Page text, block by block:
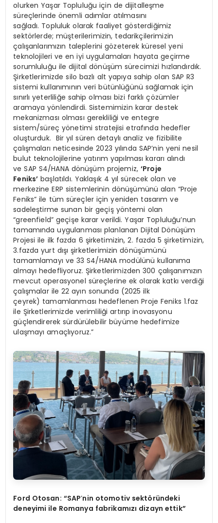
olurken Yaşar Topluluğu için de dijitalleşme
süreçlerinde önemli adımlar atılmasını
sağladı. Topluluk olarak faaliyet gösterdiğimiz
sektörlerde; müşterilerimizin, tedarikçilerimizin
çalışanlarımızın taleplerini gözeterek küresel yeni
teknolojileri ve en iyi uygulamaları hayata geçirme
sorumluluğu ile dijital dönüşüm sürecimizi hızlandırdık.
Şirketlerimizde silo bazlı alt yapıya sahip olan SAP R3
sistemi kullanımının veri bütünlüğünü sağlamak için
sınırlı yeterliliğe sahip olması bizi farklı çözümler
aramaya yönlendirdi. Sistemimizin karar destek
mekanizması olması gerekliliği ve entegre
sistem/süreç yönetimi stratejisi etrafında hedefler
oluşturduk. Bir yıl süren detaylı analiz ve fizibilite
çalışmaları neticesinde 2023 yılında SAP’nin yeni nesil
bulut teknolojilerine yatırım yapılması kararı alındı
ve SAP S4/HANA dönüşüm projemiz, ‘Proje
Feniks’ başlatıldı. Yaklaşık 4 yıl sürecek olan ve
merkezine ERP sistemlerinin dönüşümünü alan “Proje
Feniks” ile tüm süreçler için yeniden tasarım ve
sadeleştirme sunan bir geçiş yöntemi olan
“greenfield” geçişe karar verildi. Yaşar Topluluğu’nun
tamamında uygulanması planlanan Dijital Dönüşüm
Projesi ile ilk fazda 6 şirketimizin, 2. fazda 5 şirketimizin,
3.fazda yurt dışı şirketlerimizin dönüşümünü
tamamlamayı ve 33 S4/HANA modülünü kullanıma
almayı hedefliyoruz. Şirketlerimizden 300 çalışanımızın
mevcut operasyonel süreçlerine ek olarak katkı verdiği
çalışmalar ile 22 ayın sonunda (2025 ilk
çeyrek) tamamlanması hedeflenen Proje Feniks 1.faz
ile Şirketlerimizde verimliliği artırıp inovasyonu
güçlendirerek sürdürülebilir büyüme hedefimize
ulaşmayı amaçlıyoruz.”
Ford Otosan: “SAP’nin otomotiv sektöründeki
deneyimi ile Romanya fabrikamızı dizayn ettik”